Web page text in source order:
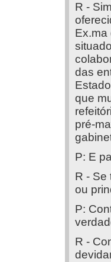
R -
Ex.ma
das
que
pré-
P: E
R - Se
ou
P:
R -